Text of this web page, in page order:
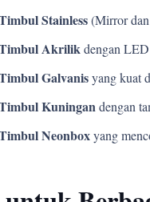
Stainless(Mirror
Akrilikdengan
Galvanisyang kuat
Kuningandengan
Neonboxyang